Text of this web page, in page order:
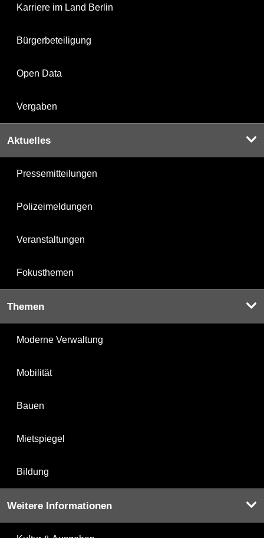
Karriere im Land Berlin
Bürgerbeteiligung
Open Data
Vergaben
Aktuelles
Pressemitteilungen
Polizeimeldungen
Veranstaltungen
Fokusthemen
Themen
Moderne Verwaltung
Mobilität
Bauen
Mietspiegel
Bildung
Weitere Informationen